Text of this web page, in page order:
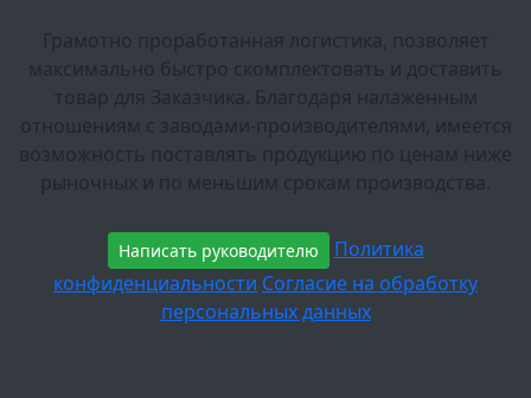
Грамотно проработанная логистика, позволяет
максимально быстро скомплектовать и доставить
товар для Заказчика. Благодаря налаженным
отношениям с заводами-производителями, имеется
возможность поставлять продукцию по ценам ниже
рыночных и по меньшим срокам производства.
Написать руководителю
Политика
конфиденциальности Согласие на обработку
персональных данных